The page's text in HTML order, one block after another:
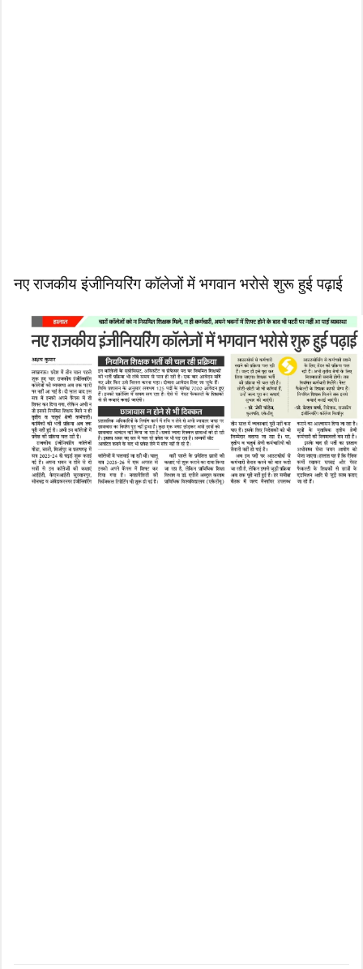
नए राजकीय इंजीनियरिंग कॉलेजों में भगवान भरोसे शुरू हुई पढ़ाई